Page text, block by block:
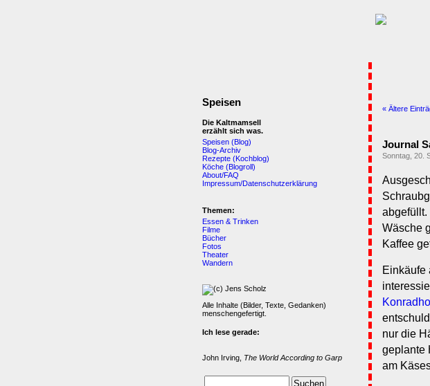
« Ältere
Journal
Sonntag, 20.
abgefüllt.
Wäsche
Kaffee
Einkäufe
nur die
geplante
am
Speisen
Die Kaltmamsell
erzählt sich was.
Speisen (Blog)
Blog-Archiv
Rezepte (Kochblog)
Köche (Blogroll)
About/FAQ
Impressum/Datenschutzerklärung
Themen:
Essen & Trinken
Filme
Bücher
Fotos
Theater
Wandern
Alle Inhalte (Bilder, Texte, Gedanken)
menschengefertigt.
Ich lese gerade:
John Irving, The World According to Garp